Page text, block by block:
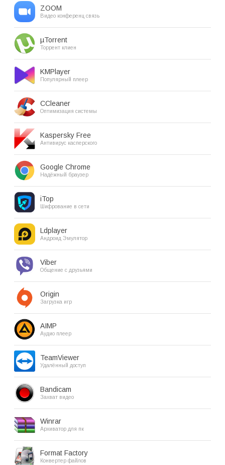
ZOOM
Видео конференц связь
µTorrent
Торрент клиен
KMPlayer
Популярный плеер
CCleaner
Оптимизация системы
Kaspersky Free
Антивирус касперского
Google Chrome
Надёжный браузер
iTop
Шифрование в сети
Ldplayer
Андроид Эмулятор
Viber
Общение с друзьями
Origin
Загрузка игр
AIMP
Аудио плеер
TeamViewer
Удалённый доступ
Bandicam
Захват видео
Winrar
Архиватор для пк
Format Factory
Конвертер файлов